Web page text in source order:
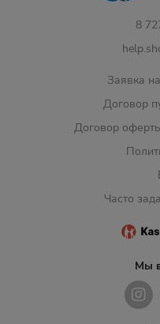
8
Заявка
Договор
Договор
Часто
Мы